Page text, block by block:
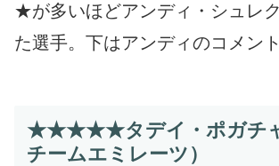
★が多いほどアンディ・シュレ
た選手。下はアンディのコメント
★★★★★タデイ・ポガチ
チームエミレーツ）